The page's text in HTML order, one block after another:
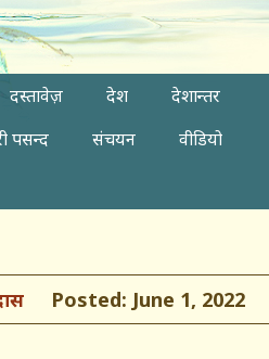
दस्तावेज़ देश
देशान्तर
पसन्द संचयन
वीडियो
Posted: June 1, 2022